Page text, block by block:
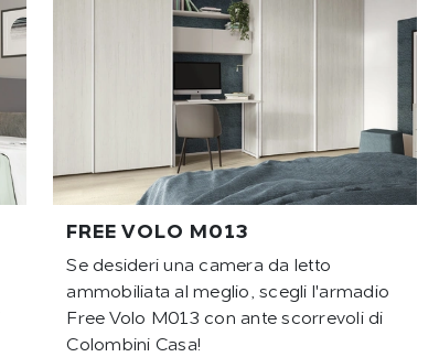
FREE VOLO M013
Se desideri una camera da letto
ammobiliata al meglio, scegli l'armadio
Free Volo M013 con ante scorrevoli di
Colombini Casa!